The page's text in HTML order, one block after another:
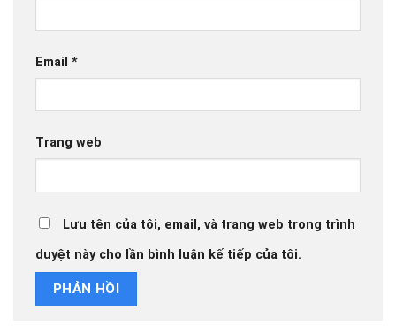
Email *
Trang web
Lưu tên của tôi, email, và trang web trong trình
duyệt này cho lần bình luận kế tiếp của tôi.